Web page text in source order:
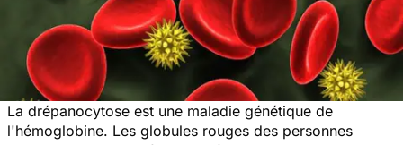
La drépanocytose est une maladie génétique de
l'hémoglobine. Les globules rouges des personnes